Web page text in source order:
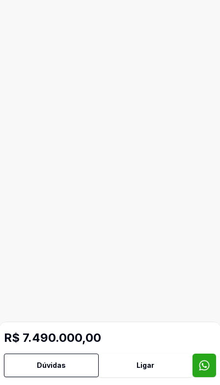
R$ 7.490.000,00
Dúvidas Ligar